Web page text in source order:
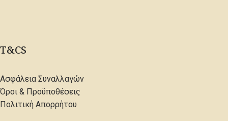
T&CS
Ασφάλεια Συναλλαγών
Όροι & Προϋποθέσεις
Πολιτική Απορρήτου